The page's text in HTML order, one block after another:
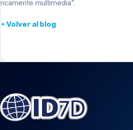
ricamente multimedia”.
Volver al blog